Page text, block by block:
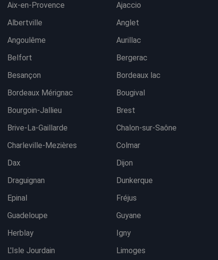
Aix-en-Provence
Ajaccio
Albertville
Anglet
Angoulême
Aurillac
Belfort
Bergerac
Besançon
Bordeaux lac
Bordeaux Mérignac
Bougival
Bourgoin-Jallieu
Brest
Brive-La-Gaillarde
Chalon-sur-Saône
Charleville-Mezières
Colmar
Dax
Dijon
Draguignan
Dunkerque
Epinal
Fréjus
Guadeloupe
Guyane
Herblay
Igny
L'Isle Jourdain
Limoges